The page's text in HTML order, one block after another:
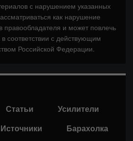
с нарушением указанных
как нарушение
правообладателя и может повлечь
в соответствии с действующим
Российской Федерации.
Статьи
Усилители
Источники
Барахолка